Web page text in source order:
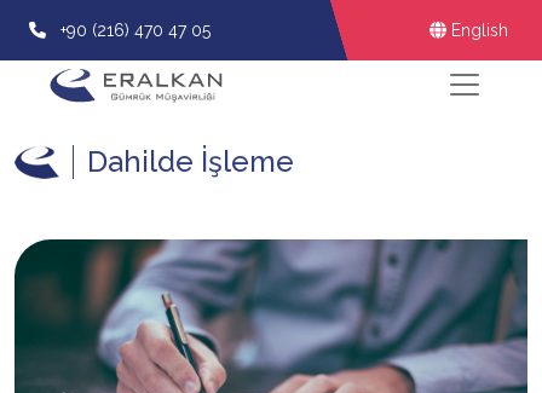
+90 (216) 470 47 05 English
Dahilde İşleme